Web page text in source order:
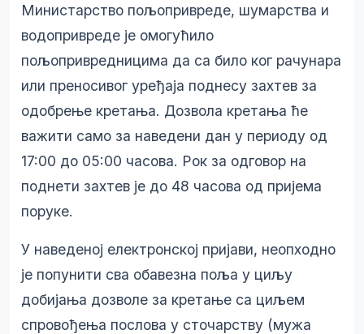
Министарство пољопривреде, шумарства и
водопривреде је омогућило
пољопривредницима да са било ког рачунара
или преносивог уређаја поднесу захтев за
одобрење кретања. Дозвола кретања ће
важити само за наведени дан у периоду од
17:00 до 05:00 часова. Рок за одговор на
поднети захтев је до 48 часова од пријема
поруке.
У наведеној електронској пријави, неопходно
је попунити сва обавезна поља у циљу
добијања дозволе за кретање са циљем
спровођења послова у сточарству (мужа